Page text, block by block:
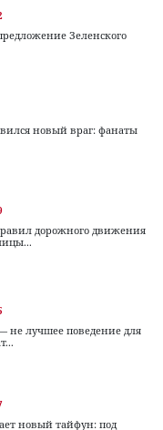
Зеленского
новый враг: фанаты
дорожного движения
не лучшее поведение для
новый тайфун: под